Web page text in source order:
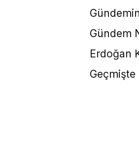
Gündem
Erdoğan
Geçmişte